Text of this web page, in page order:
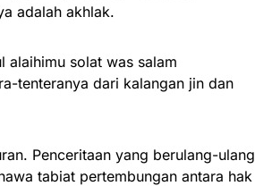
adalah akhlak.
alaihimu solat was salam
tenteranya dari kalangan jin dan
Penceritaan yang berulang-ulang
tabiat pertembungan antara hak